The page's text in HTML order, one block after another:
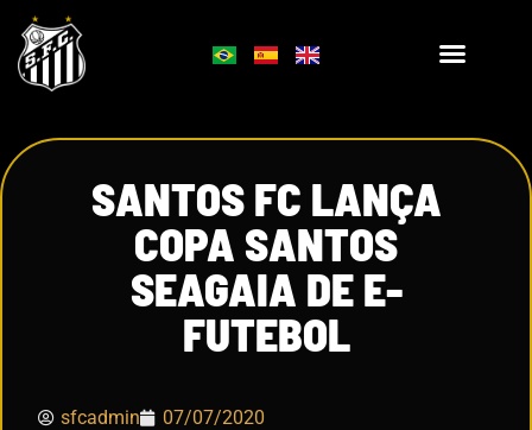
SANTOS FC LANÇA
COPA SANTOS
SEAGAIA DE E-
FUTEBOL
sfcadmin 07/07/2020